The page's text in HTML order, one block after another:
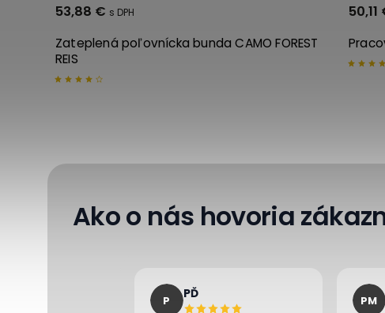
Pracovná bunda s flišovou podšívkou REIS
50,11 €
Ako o nás hovoria
P PĎ PM